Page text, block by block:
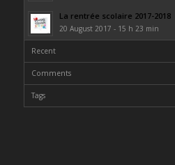
La rentrée scolaire 2017-2018
20 August 2017 - 15 h 23 min
Recent
Comments
Tags